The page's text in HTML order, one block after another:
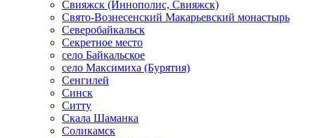
Свияжск (Иннополис, Свияжск)
Свято-Вознесенский Макарьевский монастырь
Северобайкальск
Секретное место
село Байкальское
село Максимиха (Бурятия)
Сенгилей
Синск
Ситту
Скала Шаманка
Соликамск